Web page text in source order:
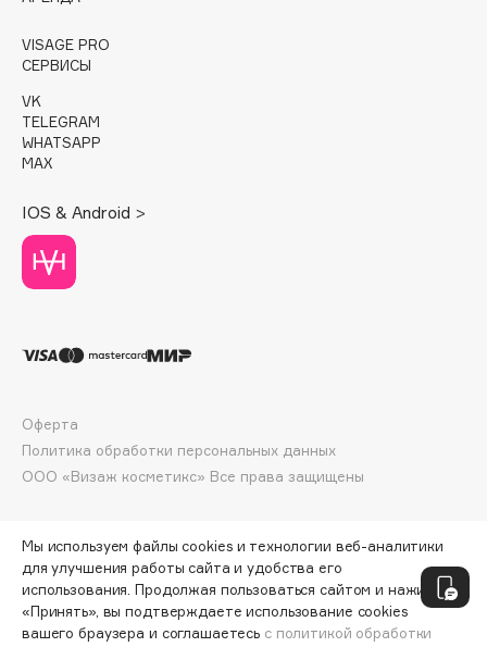
DABO
Darphin
Davines
Dessange
Dior
Divage
Dorco
Dr. Vranjes Firenze
Dr.Althea
Dr.Ceuracle
DSD de Luxe
Dyson
VISAGE PRO
СЕРВИСЫ
VK
TELEGRAM
WHATSAPP
MAX
IOS & Android >
ООО «Визаж косметикс» Все права защищены
Оферта
Политика обработки персональных данных
Мы используем файлы cookies и технологии веб-аналитики
для улучшения работы сайта и удобства его
использования. Продолжая пользоваться сайтом и нажимая
«Принять», вы подтверждаете использование cookies
вашего браузера и соглашаетесь с политикой обработки